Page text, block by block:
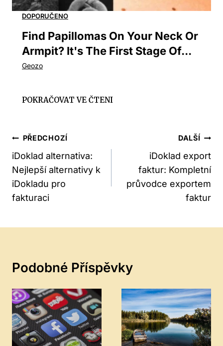
Find Papillomas On Your Neck Or
Armpit? It's The First Stage Of...
Navigace
Pro
Příspěvek
PŘEDCHOZÍ
iDoklad alternativa:
Nejlepší alternativy k
iDokladu pro
fakturaci
DALŠÍ
iDoklad export
faktur: Kompletní
průvodce exportem
faktur
Podobné Příspěvky